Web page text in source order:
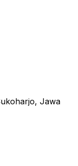
Jawa